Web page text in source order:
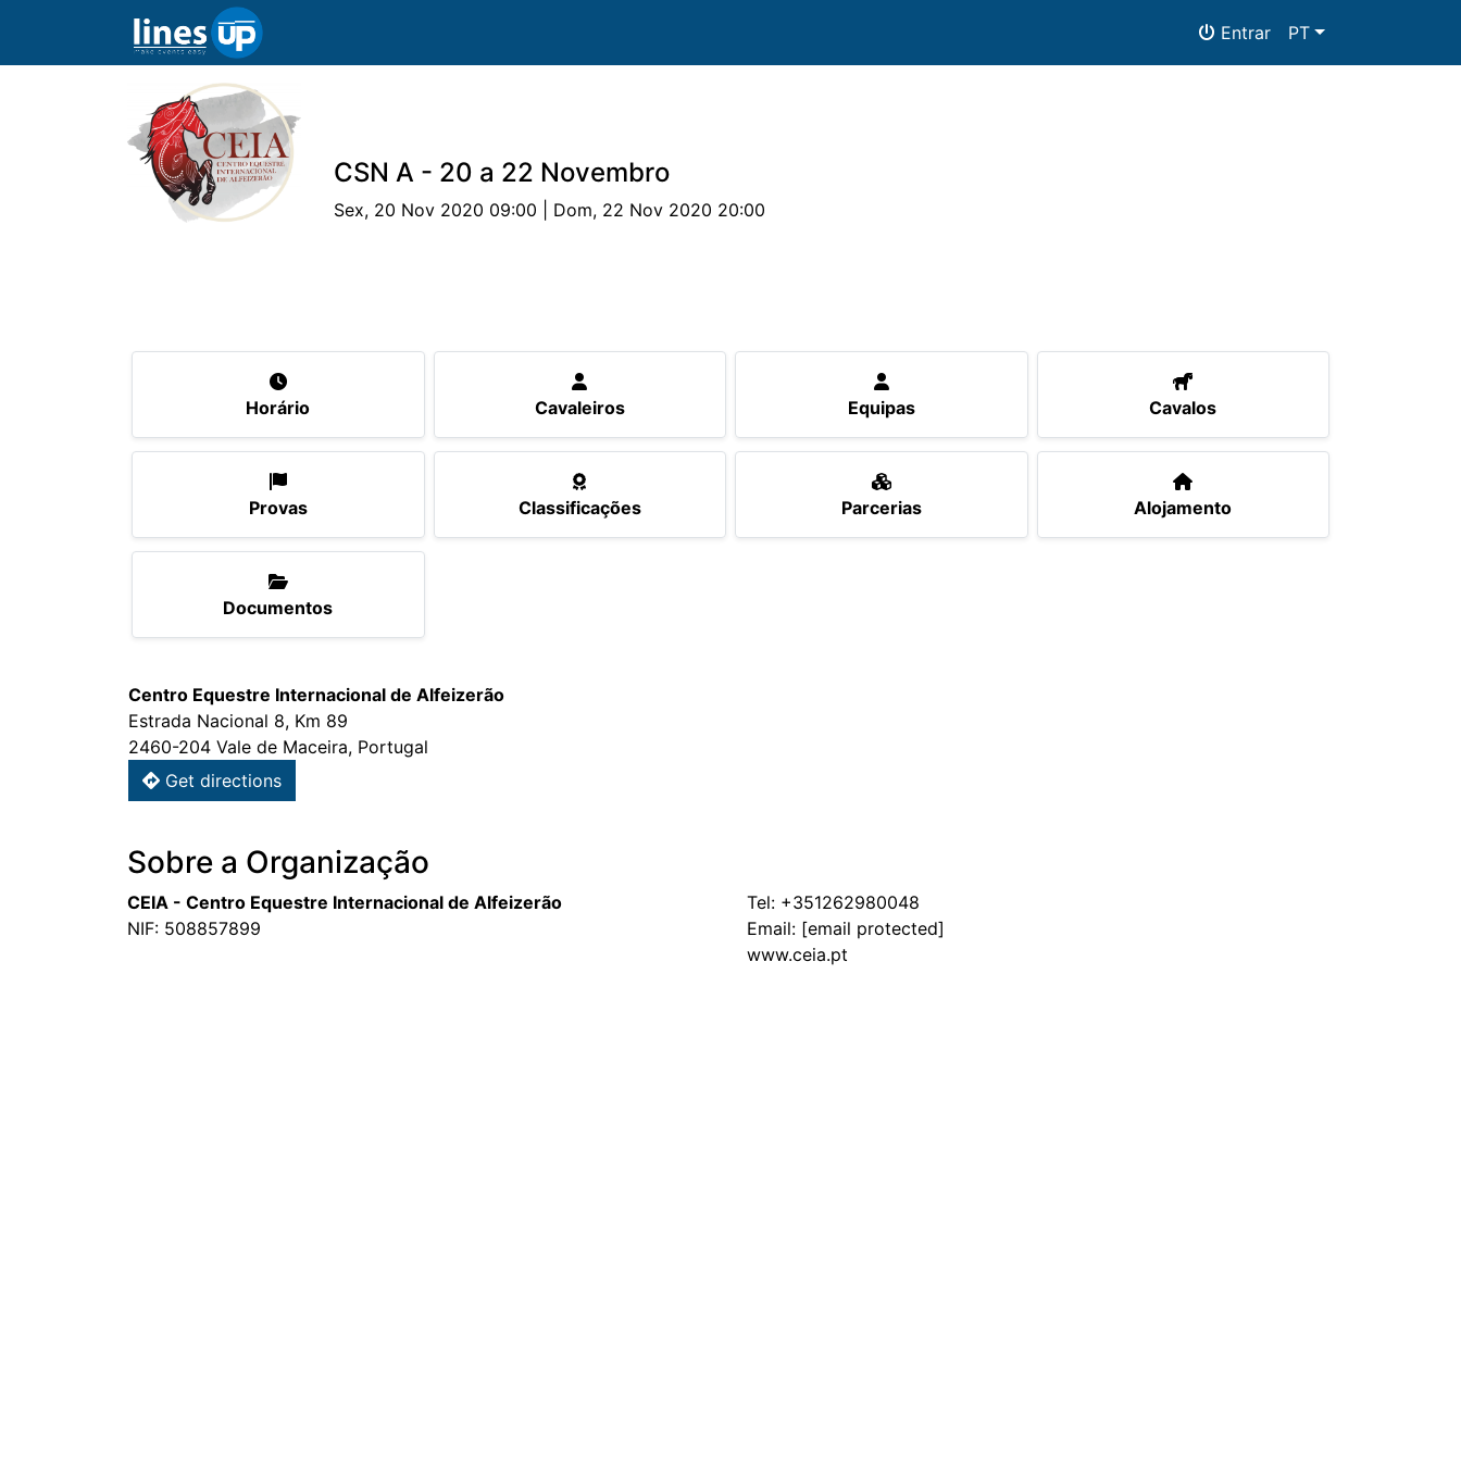
Entrar PT
CSN A - 20 a 22 Novembro
Sex, 20 Nov 2020 09:00 | Dom, 22 Nov 2020 20:00
Horário Cavaleiros Equipas Cavalos
Provas Classificações Parcerias Alojamento
Documentos
Centro Equestre Internacional de Alfeizerão
Estrada Nacional 8, Km 89
2460-204 Vale de Maceira, Portugal
Get directions
Sobre a Organização
CEIA - Centro Equestre Internacional de Alfeizerão
NIF: 508857899
Tel: +351262980048
Email: [email protected]
www.ceia.pt